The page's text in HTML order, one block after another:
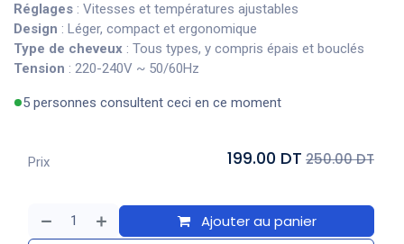
Réglages : Vitesses et températures ajustables
Design : Léger, compact et ergonomique
Type de cheveux : Tous types, y compris épais et bouclés
Tension : 220-240V ~ 50/60Hz
5 personnes consultent ceci en ce moment
Ajouter au panier
Prix 199.00 DT 250.00 DT